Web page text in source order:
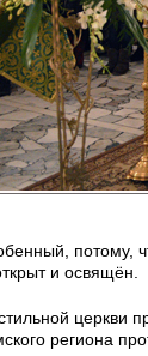
потому,
и освящён.
церкви
региона